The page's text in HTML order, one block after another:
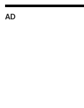
AD